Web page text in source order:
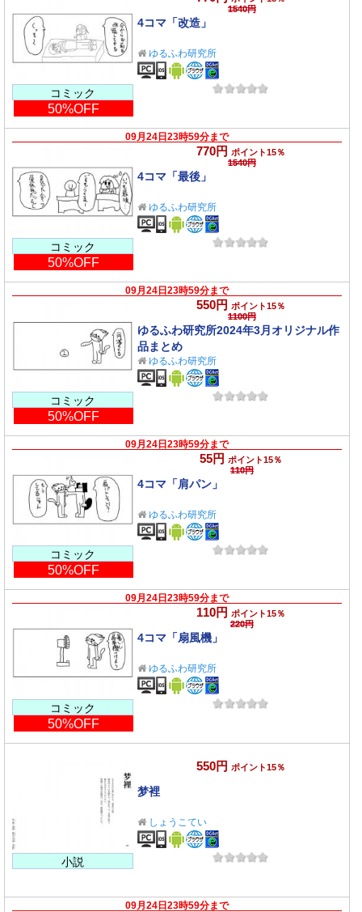
コミック
50%OFF
1540円
4コマ「改造」
ゆるふわ研究所
09月24日23時59分まで
コミック
50%OFF
770円 ポイント15％
1540円
4コマ「最後」
ゆるふわ研究所
09月24日23時59分まで
コミック
50%OFF
550円 ポイント15％
1100円
ゆるふわ研究所2024年3月オリジナル作
品まとめ
ゆるふわ研究所
09月24日23時59分まで
コミック
50%OFF
55円 ポイント15％
110円
4コマ「肩パン」
ゆるふわ研究所
09月24日23時59分まで
コミック
50%OFF
110円 ポイント15％
220円
4コマ「扇風機」
ゆるふわ研究所
小説
550円 ポイント15％
梦裡
しょうこてい
09月24日23時59分まで